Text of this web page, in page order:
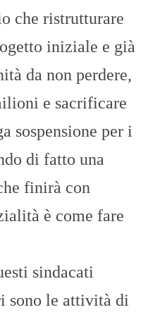
che ristrutturare
iniziale e già
da non perdere,
e sacrificare
sospensione per i
di fatto una
finirà con
è come fare
sindacati
sono le attività di